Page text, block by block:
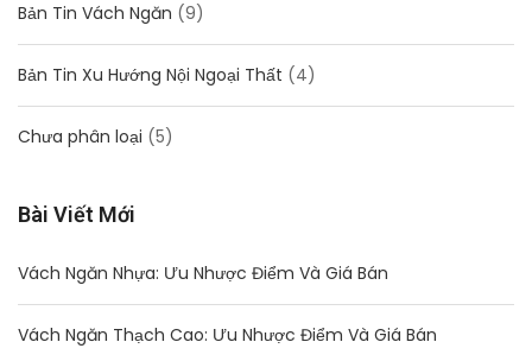
Bản Tin Vách Ngăn (9)
Bản Tin Xu Hướng Nội Ngoại Thất (4)
Chưa phân loại (5)
Bài Viết Mới
Vách Ngăn Nhựa: Ưu Nhược Điểm Và Giá Bán
Vách Ngăn Thạch Cao: Ưu Nhược Điểm Và Giá Bán